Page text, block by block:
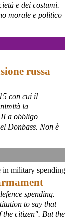
la chiusura
un
a caldo e ha
proposte
positivamente
e dei costumi.
morale e politico
russa
con cui il
la
a obbligo
Donbass. Non è
in military spending
spending.
to say that
the citizen". But the